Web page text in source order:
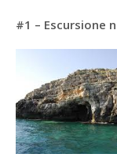
#1 – Escursione